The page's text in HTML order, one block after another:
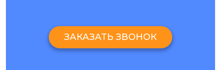
ЗАКАЗАТЬ ЗВОНОК